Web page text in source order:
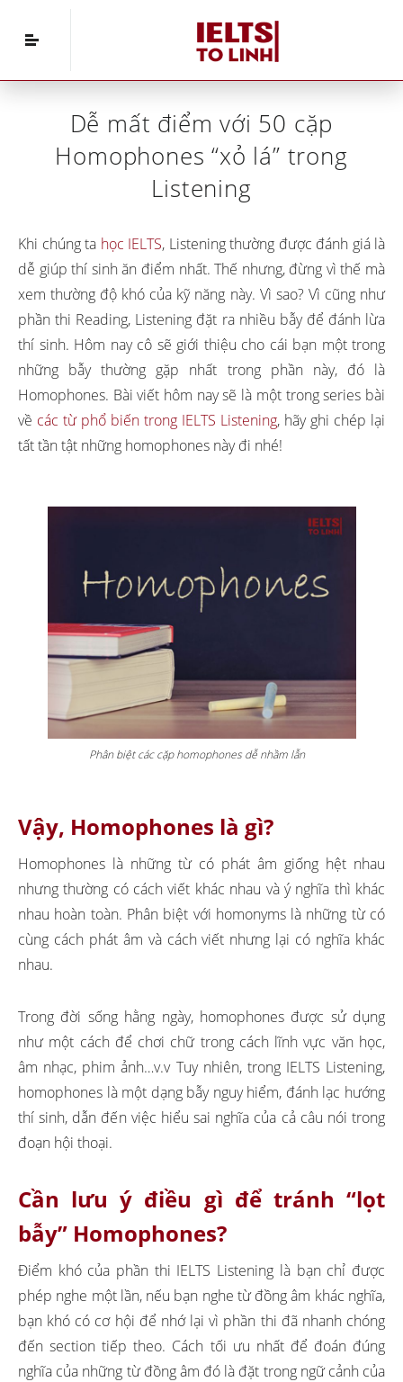
»Dễ mất điểm với 50 cặp
Homophones “xỏ lá” trong Listening
Dễ mất điểm với 50 cặp
Homophones “xỏ lá” trong
Listening
Khi chúng ta học IELTS, Listening thường được đánh giá là
dễ giúp thí sinh ăn điểm nhất. Thế nhưng, đừng vì thế mà
xem thường độ khó của kỹ năng này. Vì sao? Vì cũng như
phần thi Reading, Listening đặt ra nhiều bẫy để đánh lừa
thí sinh. Hôm nay cô sẽ giới thiệu cho cái bạn một trong
những bẫy thường gặp nhất trong phần này, đó là
Homophones. Bài viết hôm nay sẽ là một trong series bài
về các từ phổ biến trong IELTS Listening, hãy ghi chép lại
tất tần tật những homophones này đi nhé!
Phân biệt các cặp homophones dễ nhầm lẫn
Vậy, Homophones là gì?
Homophones là những từ có phát âm giống hệt nhau
nhưng thường có cách viết khác nhau và ý nghĩa thì khác
nhau hoàn toàn. Phân biệt với homonyms là những từ có
cùng cách phát âm và cách viết nhưng lại có nghĩa khác
nhau.
Trong đời sống hằng ngày, homophones được sử dụng
như một cách để chơi chữ trong cách lĩnh vực văn học,
âm nhạc, phim ảnh…v.v Tuy nhiên, trong IELTS Listening,
homophones là một dạng bẫy nguy hiểm, đánh lạc hướng
thí sinh, dẫn đến việc hiểu sai nghĩa của cả câu nói trong
đoạn hội thoại.
Cần lưu ý điều gì để tránh “lọt
bẫy” Homophones?
Điểm khó của phần thi IELTS Listening là bạn chỉ được
phép nghe một lần, nếu bạn nghe từ đồng âm khác nghĩa,
bạn khó có cơ hội để nhớ lại vì phần thi đã nhanh chóng
đến section tiếp theo. Cách tối ưu nhất để đoán đúng
nghĩa của những từ đồng âm đó là đặt trong ngữ cảnh của